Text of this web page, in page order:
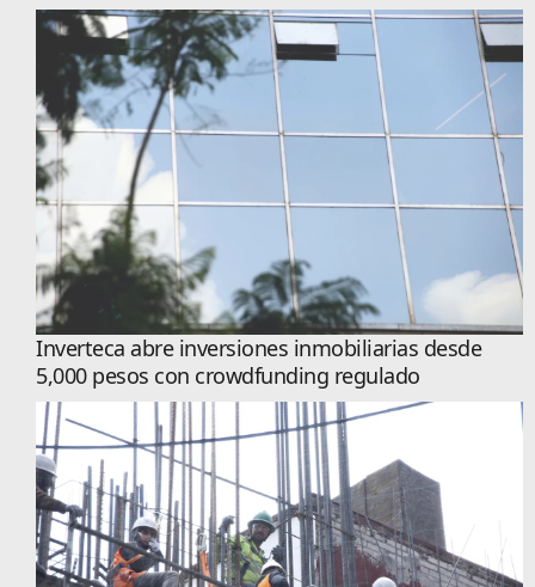
Inverteca abre inversiones inmobiliarias desde
5,000 pesos con crowdfunding regulado